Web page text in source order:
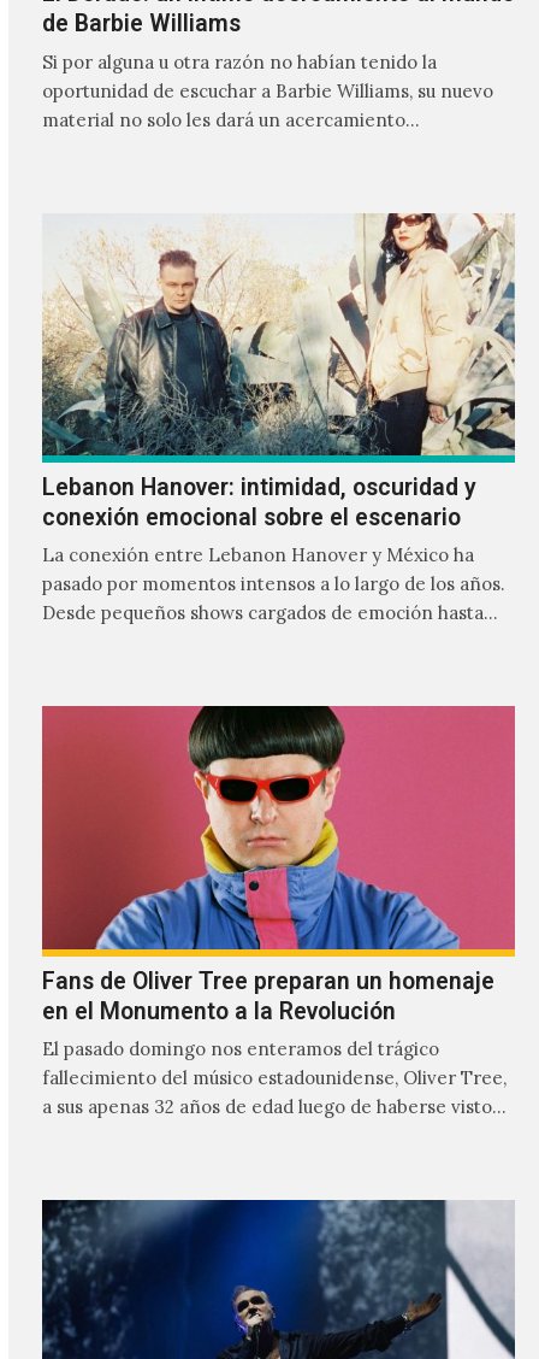
de Barbie Williams
Si por alguna u otra razón no habían tenido la
oportunidad de escuchar a Barbie Williams, su nuevo
material no solo les dará un acercamiento…
Lebanon Hanover: intimidad, oscuridad y
conexión emocional sobre el escenario
La conexión entre Lebanon Hanover y México ha
pasado por momentos intensos a lo largo de los años.
Desde pequeños shows cargados de emoción hasta
mezcla de post-punk, coldwave y letras
profundamente melancólicas.
Fans de Oliver Tree preparan un homenaje
en el Monumento a la Revolución
El pasado domingo nos enteramos del trágico
fallecimiento del músico estadounidense, Oliver Tree,
a sus apenas 32 años de edad luego de haberse visto